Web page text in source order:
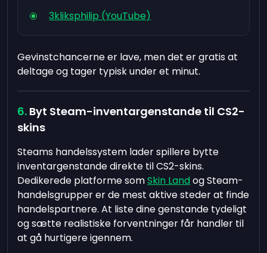
3kliksphilip (YouTube)
Gevinstchancerne er lave, men det er gratis at
deltage og tager typisk under et minut.
Byt Steam-inventargenstande til CS2-
skins
Steams handelssystem lader spillere bytte
inventargenstande direkte til CS2-skins.
Dedikerede platforme somSkin Landog Steam-
handelsgrupper er de mest aktive steder at finde
handelspartnere. At liste dine genstande tydeligt
og sætte realistiske forventninger får handler til
at gå hurtigere igennem.